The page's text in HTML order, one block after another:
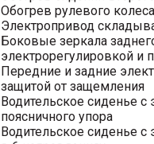
Обогрев рулевого колеса
Электропривод
Боковые зеркала
электрорегулировкой и
Передние и задние
защитой от защемления
Водительское сиденье с
поясничного упора
Водительское сиденье с